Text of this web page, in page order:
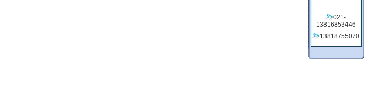
021-
13816853446
13818755070